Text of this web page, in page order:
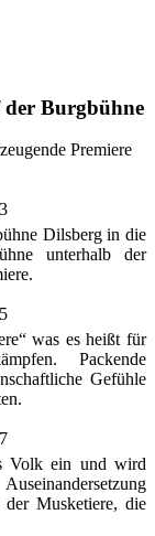
der Burgbühne
Premiere
Dilsberg in die
unterhalb der
was es heißt für
Packende
Gefühle
Volk ein und wird
Musketiere, die